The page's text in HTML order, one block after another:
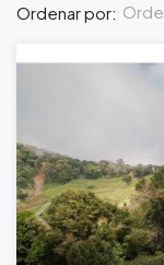
Ordenar por: